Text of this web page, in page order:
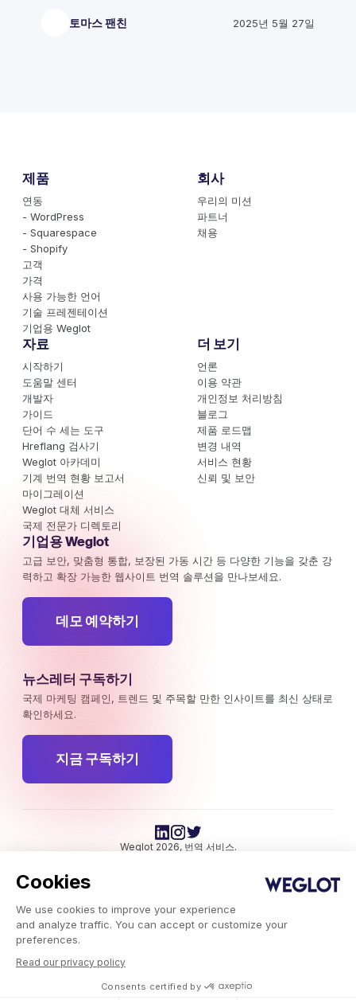
Cookies
We use cookies to improve your experience
and analyze traffic. You can accept or customize your
preferences.
Read our privacy policy
Consents certified by
토마스 팬친 2025년 5월 27일
제품
연동
- WordPress
- Squarespace
- Shopify
고객
가격
사용 가능한 언어
기술 프레젠테이션
기업용 Weglot
회사
우리의 미션
파트너
채용
자료
시작하기
도움말 센터
개발자
가이드
단어 수 세는 도구
Hreflang 검사기
Weglot 아카데미
기계 번역 현황 보고서
마이그레이션
Weglot 대체 서비스
국제 전문가 디렉토리
더 보기
언론
이용 약관
개인정보 처리방침
블로그
제품 로드맵
변경 내역
서비스 현황
신뢰 및 보안
기업용 Weglot
고급 보안, 맞춤형 통합, 보장된 가동 시간 등 다양한 기능을 갖춘 강
력하고 확장 가능한 웹사이트 번역 솔루션을 만나보세요.
데모 예약하기
뉴스레터 구독하기
국제 마케팅 캠페인, 트렌드 및 주목할 만한 인사이트를 최신 상태로
확인하세요.
지금 구독하기
Weglot 2026, 번역 서비스.
블로그